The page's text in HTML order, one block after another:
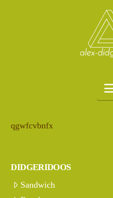
qgwfcvbnfx
DIDGERIDOOS
Sandwich